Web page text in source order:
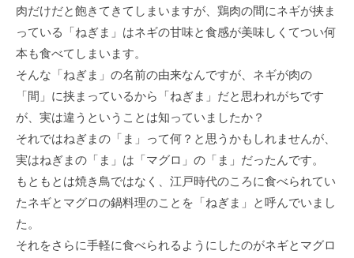
肉だけだと飽きてきてしまいますが、鶏肉の間にネギが挟ま
っている「ねぎま」はネギの甘味と食感が美味しくてつい何
本も食べてしまいます。
そんな「ねぎま」の名前の由来なんですが、ネギが肉の
「間」に挟まっているから「ねぎま」だと思われがちです
が、実は違うということは知っていましたか？
それではねぎまの「ま」って何？と思うかもしれませんが、
実はねぎまの「ま」は「マグロ」の「ま」だったんです。
もともとは焼き鳥ではなく、江戸時代のころに食べられてい
たネギとマグロの鍋料理のことを「ねぎま」と呼んでいまし
た。
それをさらに手軽に食べられるようにしたのがネギとマグロ